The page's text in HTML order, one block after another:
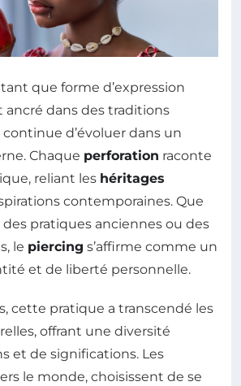
tant que forme d’expression
ancré dans des traditions
d’évoluer dans un
Chaque perforation raconte
reliant les héritages
contemporaines. Que
des pratiques anciennes ou des
le piercing s’affirme comme un
et de liberté personnelle.
cette pratique a transcendé les
offrant une diversité
et de significations. Les
le monde, choisissent de se